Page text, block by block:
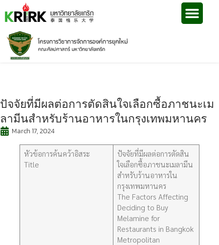
ปัจจัยที่มีผลต่อการตัดสินใจเลือกซื้อภาชนะเม
ลามีนสำหรับร้านอาหารในกรุงเทพมหานคร
March 17, 2024
หัวข้อการค้นคว้าอิสระ
Title
ปัจจัยที่มีผลต่อการตัดสิน
ใจเลือกซื้อภาชนะเมลามีน
สำหรับร้านอาหารใน
กรุงเทพมหานคร
The Factors Affecting
Deciding to Buy
Melamine for
Restaurants in Bangkok
Metropolitan